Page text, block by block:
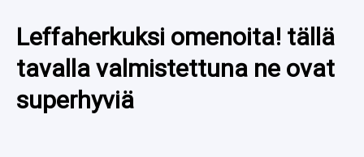
SARJAT
TV
LEFFAHERKUT
Leffaherkuksi omenoita! tällä
tavalla valmistettuna ne ovat
superhyviä